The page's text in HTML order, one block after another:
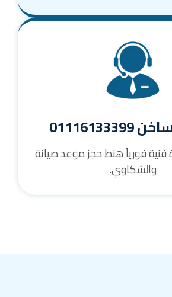
فورياً هنط حجز موعد صيانة
والشكاوي.